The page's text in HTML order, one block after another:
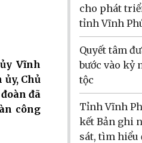
Vĩnh
Chủ
đã
công
cho phát
tỉnh Vĩnh
Quyết tâm
bước vào kỷ
tộc
Tỉnh Vĩnh
kết Bản ghi
sát, tìm hiểu